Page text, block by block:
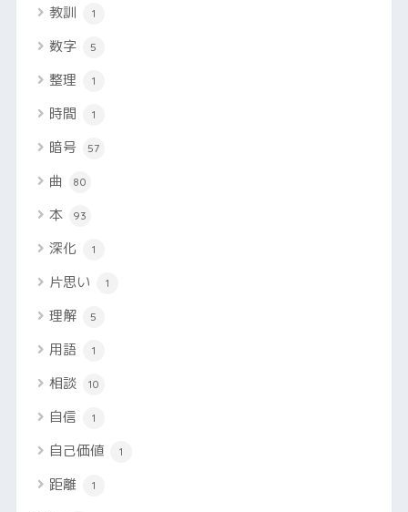
教訓 1
数字 5
整理 1
時間 1
暗号 57
曲 80
本 93
深化 1
片思い 1
理解 5
用語 1
相談 10
自信 1
自己価値 1
距離 1